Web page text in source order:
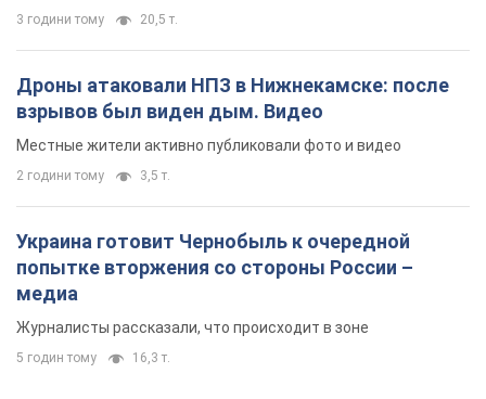
3 години тому 20,5 т.
Дроны атаковали НПЗ в Нижнекамске: после
взрывов был виден дым. Видео
Местные жители активно публиковали фото и видео
2 години тому 3,5 т.
Украина готовит Чернобыль к очередной
попытке вторжения со стороны России –
медиа
Журналисты рассказали, что происходит в зоне
5 годин тому 16,3 т.